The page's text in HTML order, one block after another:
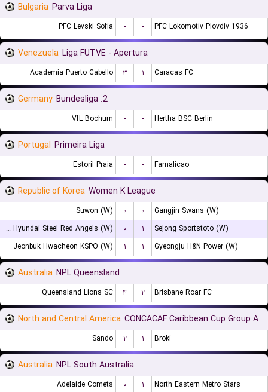
Bulgaria Parva Liga
PFC Levski Sofia - - PFC Lokomotiv Plovdiv 1936
Venezuela Liga FUTVE - Apertura
Academia Puerto Cabello ۳ ۱ Caracas FC
Germany 2. Bundesliga
VfL Bochum - - Hertha BSC Berlin
Portugal Primeira Liga
Estoril Praia - - Famalicao
Republic of Korea Women K League
Suwon (W) ۰ ۰
Gangjin Swans (W)
Incheon Hyundai Steel Red Angels (W)
۰ ۱
Sejong Sportstoto (W)
Jeonbuk Hwacheon KSPO (W)
۱ ۱ Gyeongju H&N Power (W)
Australia NPL Queensland
Queensland Lions SC ۴ ۲ Brisbane Roar FC
North and Central America CONCACAF Caribbean Cup Group A
Sando ۲ ۱ Broki
Australia NPL South Australia
Adelaide Comets ۰ ۱ North Eastern Metro Stars